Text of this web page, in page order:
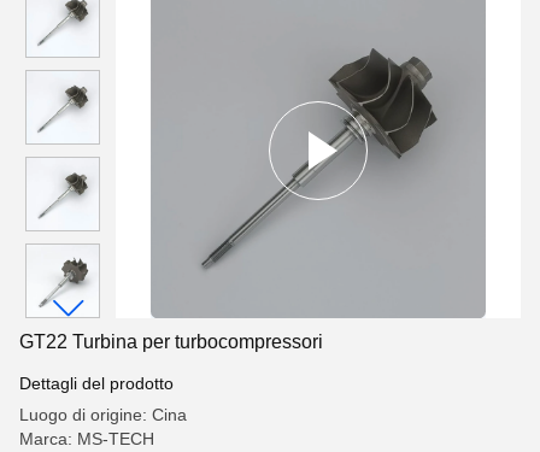
GT22 Turbina per turbocompressori
Dettagli del prodotto
Luogo di origine: Cina
Marca: MS-TECH